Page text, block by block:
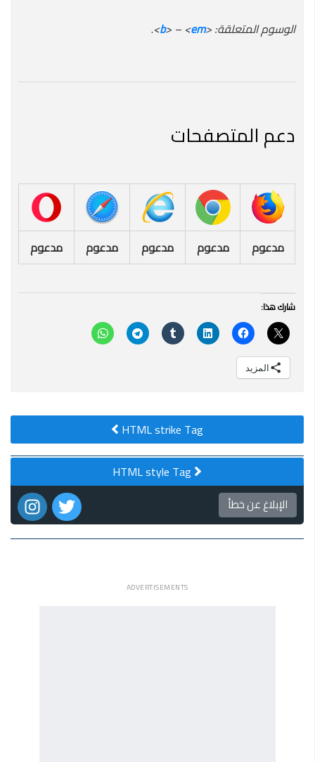
الوسوم المتعلقة: < b> – <em
>
.
دعم المتصفحات
مدعوم مدعوم مدعوم مدعوم مدعوم
شارك هذا:
المزيد
HTML strike Tag
الإبلاغ عن خطأ
ADVERTISEMENTS